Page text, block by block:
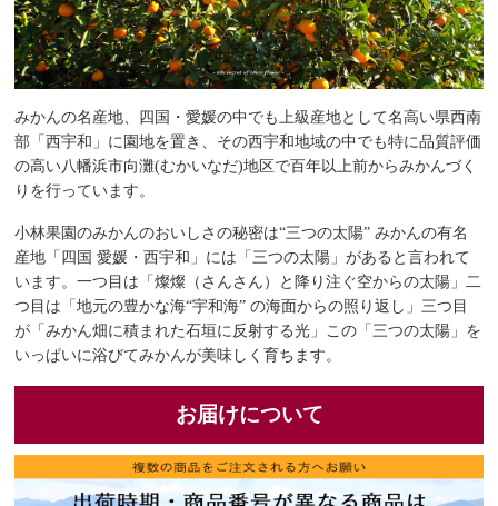
みかんの名産地、四国・愛媛の中でも上級産地として名高い県西南
部「西宇和」に園地を置き、その西宇和地域の中でも特に品質評価
の高い八幡浜市向灘(むかいなだ)地区で百年以上前からみかんづく
りを行っています。
小林果園のみかんのおいしさの秘密は“三つの太陽” みかんの有名
産地「四国 愛媛・西宇和」には「三つの太陽」があると言われて
います。一つ目は「燦燦（さんさん）と降り注ぐ空からの太陽」二
つ目は「地元の豊かな海“宇和海” の海面からの照り返し」三つ目
が「みかん畑に積まれた石垣に反射する光」この「三つの太陽」を
いっぱいに浴びてみかんが美味しく育ちます。
お届けについて